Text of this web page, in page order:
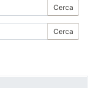
Cerca
Cerca